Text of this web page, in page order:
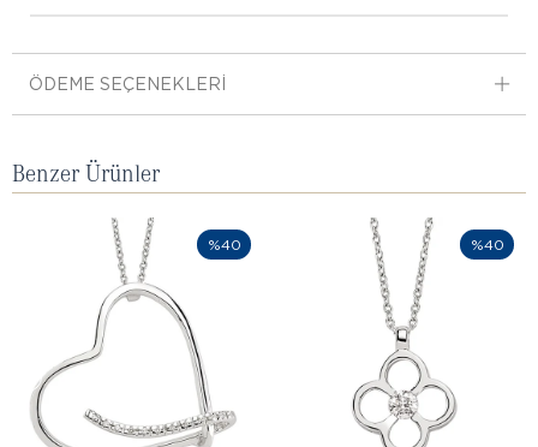
ÖDEME SEÇENEKLERI
Benzer Ürünler
%40 %40